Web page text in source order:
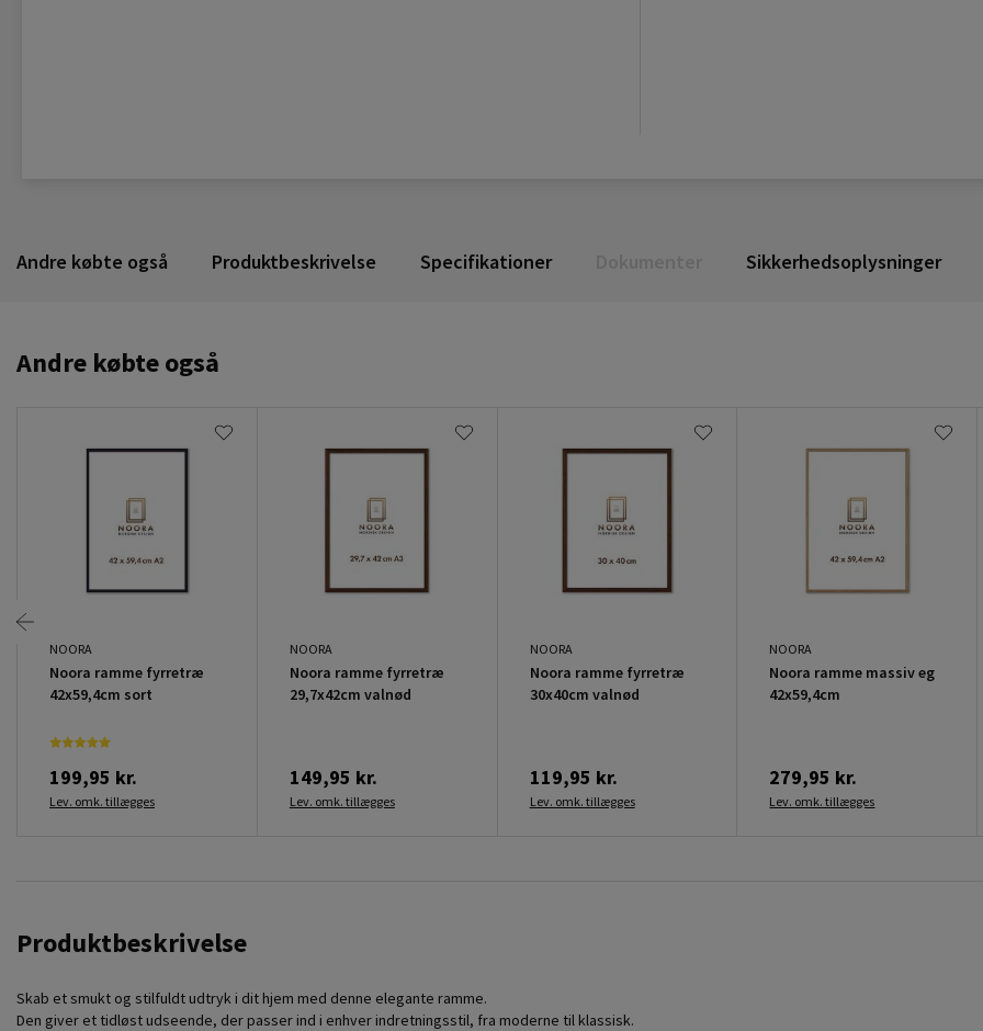
Andre købte også Produktbeskrivelse Specifikationer Sikkerhedsoplysninger
Andre købte også
NOORA
Noora ramme fyrretræ
42x59,4cm sort
199,95 kr.
Lev. omk. tillægges
NOORA
Noora ramme fyrretræ
29,7x42cm valnød
149,95 kr.
Lev. omk. tillægges
NOORA
Noora ramme fyrretræ
30x40cm valnød
119,95 kr.
Lev. omk. tillægges
NOORA
Noora ramme massiv eg
42x59,4cm
279,95 kr.
Lev. omk. tillægges
Produktbeskrivelse
Skab et smukt og stilfuldt udtryk i dit hjem med denne elegante ramme.
Den giver et tidløst udseende, der passer ind i enhver indretningsstil, fra moderne til klassisk.